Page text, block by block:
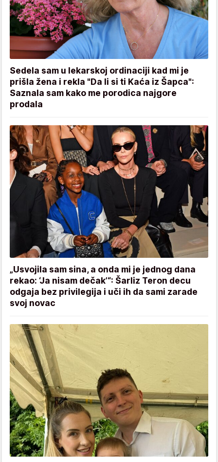
Sedela sam u lekarskoj ordinaciji kad mi je
prišla žena i rekla "Da li si ti Kaća iz Šapca":
Saznala sam kako me porodica najgore
prodala
„Usvojila sam sina, a onda mi je jednog dana
rekao: ‘Ja nisam dečak’“: Šarliz Teron decu
odgaja bez privilegija i uči ih da sami zarade
svoj novac